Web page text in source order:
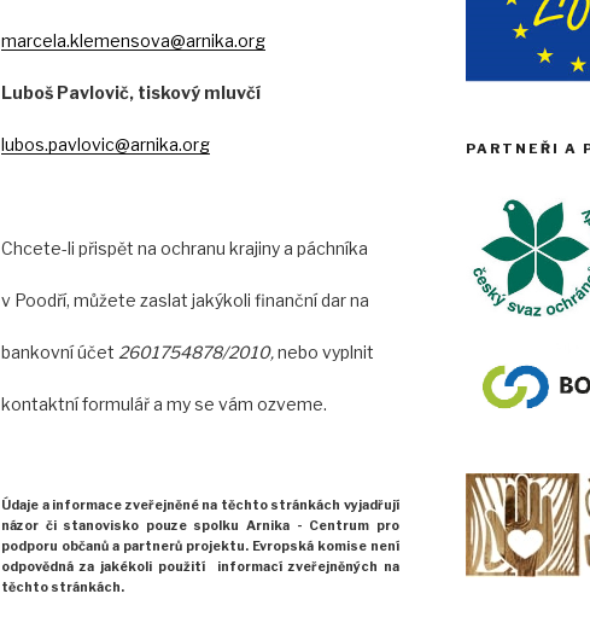
marcela.klemensova@arnika.org
Luboš Pavlovič, tiskový mluvčí
lubos.pavlovic@arnika.org
Chcete-li přispět na ochranu krajiny a páchníka
v Poodří, můžete zaslat jakýkoli finanční dar na
bankovní účet 2601754878/2010,nebo vyplnit
kontaktní formulář a my se vám ozveme.
Údaje a informace zveřejněné na těchto stránkách vyjadřují
názor či stanovisko pouze spolku Arnika - Centrum pro
podporu občanů a partnerů projektu. Evropská komise není
odpovědná za jakékoli použití informací zveřejněných na
těchto stránkách.
PARTNEŘI A